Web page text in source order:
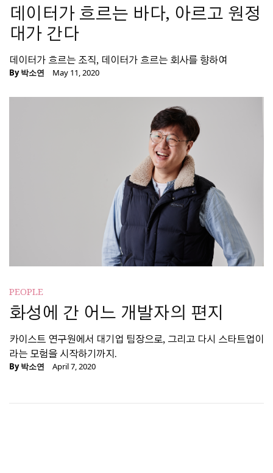
데이터가 흐르는 바다, 아르고 원정
대가 간다
데이터가 흐르는 조직, 데이터가 흐르는 회사를 향하여
By박소연 May 11, 2020
PEOPLE
화성에 간 어느 개발자의 편지
카이스트 연구원에서 대기업 팀장으로, 그리고 다시 스타트업이
라는 모험을 시작하기까지.
By박소연 April 7, 2020